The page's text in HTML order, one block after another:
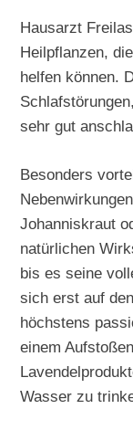
Hausarzt
Heilpflanzen,
helfen können.
sehr gut
Besonders
Johanniskraut
natürlichen
bis es seine
sich erst auf
höchstens
einem
Wasser zu